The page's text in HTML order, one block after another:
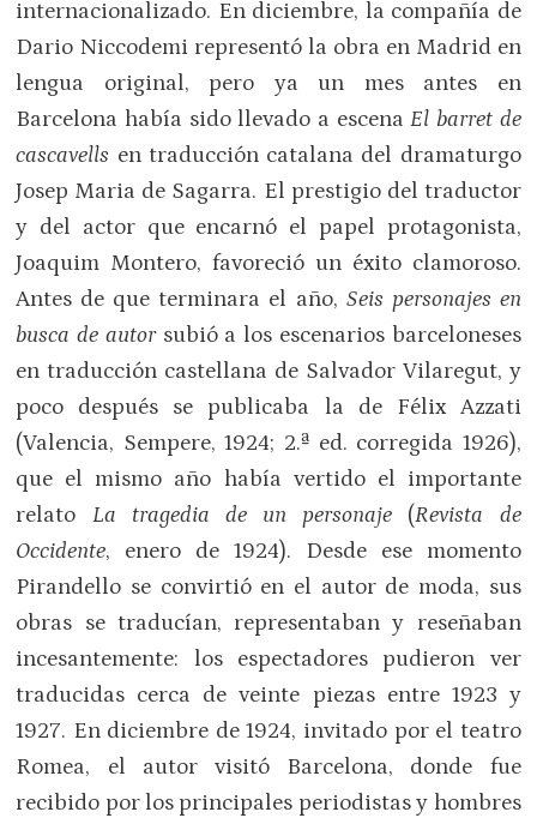
internacionalizado. En diciembre, la compañía de
Dario Niccodemi representó la obra en Madrid en
lengua original, pero ya un mes antes en
Barcelona había sido llevado a escenaEl barret de
cascavells en traducción catalana del dramaturgo
Josep Maria de Sagarra. El prestigio del traductor
y del actor que encarnó el papel protagonista,
Joaquim Montero, favoreció un éxito clamoroso.
Antes de que terminara el año, Seis personajes en
busca de autor subió a los escenarios barceloneses
en traducción castellana de Salvador Vilaregut, y
poco después se publicaba la de Félix Azzati
(Valencia, Sempere, 1924; 2.ª ed. corregida 1926),
que el mismo año había vertido el importante
relato La tragedia de un personaje (Revista de
Occidente, enero de 1924). Desde ese momento
Pirandello se convirtió en el autor de moda, sus
obras se traducían, representaban y reseñaban
incesantemente: los espectadores pudieron ver
traducidas cerca de veinte piezas entre 1923 y
1927. En diciembre de 1924, invitado por el teatro
Romea, el autor visitó Barcelona, donde fue
recibido por los principales periodistas y hombres